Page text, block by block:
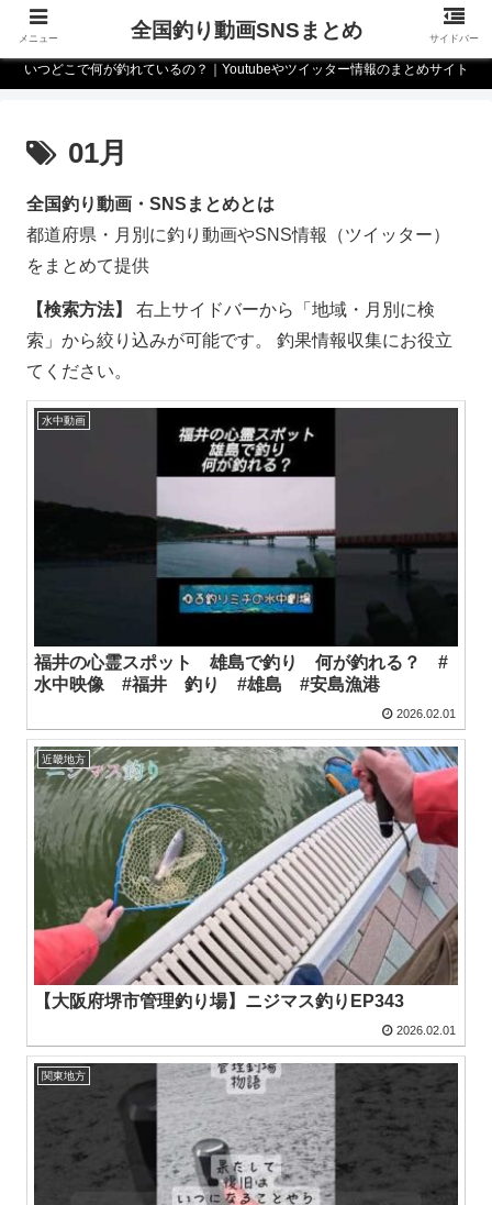
いつどこで何が釣れているの？｜Youtubeやツイッター情報のまとめサイト
01月
全国釣り動画・SNSまとめとは
都道府県・月別に釣り動画やSNS情報（ツイッター）
をまとめて提供
【検索方法】
右上サイドバーから「地域・月別に検
索」から絞り込みが可能です。 釣果情報収集にお役立
てください。
水中動画
福井の心霊スポット 雄島で釣り 何が釣れる？ #
水中映像 #福井 釣り #雄島 #安島漁港
2026.02.01
近畿地方
【大阪府堺市管理釣り場】ニジマス釣りEP343
2026.02.01
関東地方
メニュー 全国釣り動画SNSまとめ サイドバー